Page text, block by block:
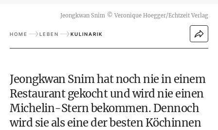
Jeongkwan Snim © Veronique Hoegger/Echtzeit Verlag
HOME LEBEN KULINARIK
Jeongkwan Snim hat noch nie in einem
Restaurant gekocht und wird nie einen
Michelin-Stern bekommen. Dennoch
wird sie als eine der besten Köchinnen